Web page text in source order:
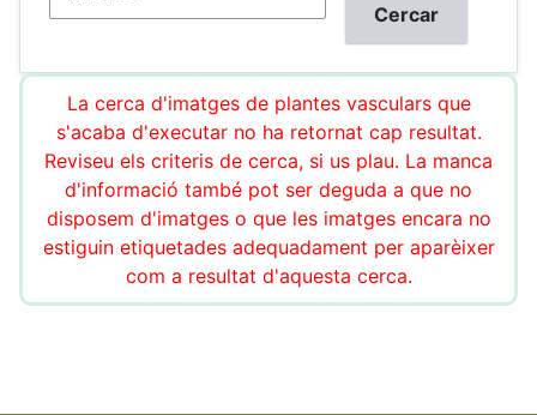
La cerca d'imatges de plantes vasculars que
s'acaba d'executar no ha retornat cap resultat.
Reviseu els criteris de cerca, si us plau. La manca
d'informació també pot ser deguda a que no
disposem d'imatges o que les imatges encara no
estiguin etiquetades adequadament per aparèixer
com a resultat d'aquesta cerca.